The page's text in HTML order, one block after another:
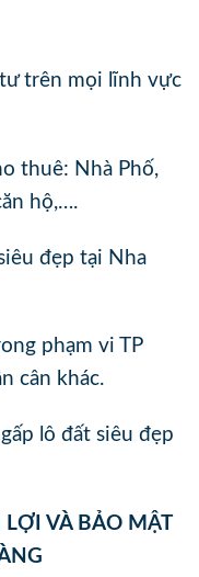
trên mọi lĩnh vực
thuê: Nhà Phố,
hộ,….
đẹp tại Nha
phạm vi TP
cân khác.
lô đất siêu đẹp
VÀ BẢO MẬT